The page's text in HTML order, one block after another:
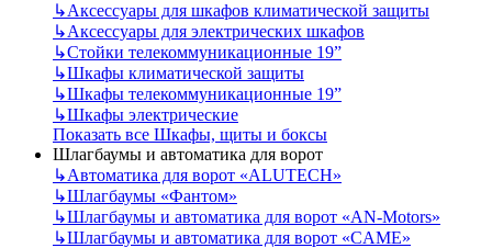
↳Аксессуары для шкафов климатической защиты
↳Аксессуары для электрических шкафов
↳Стойки телекоммуникационные 19”
↳Шкафы климатической защиты
↳Шкафы телекоммуникационные 19”
↳Шкафы электрические
Показать все Шкафы, щиты и боксы
Шлагбаумы и автоматика для ворот
↳Автоматика для ворот «ALUTECH»
↳Шлагбаумы «Фантом»
↳Шлагбаумы и автоматика для ворот «AN-Motors»
↳Шлагбаумы и автоматика для ворот «CAME»